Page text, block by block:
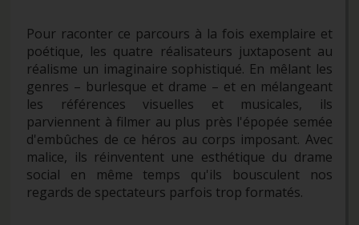
Pour raconter ce parcours à la fois exemplaire et
poétique, les quatre réalisateurs juxtaposent au
réalisme un imaginaire sophistiqué. En mêlant les
genres – burlesque et drame – et en mélangeant
les références visuelles et musicales, ils
parviennent à filmer au plus près l'épopée semée
d'embûches de ce héros au corps imposant. Avec
malice, ils réinventent une esthétique du drame
social en même temps qu'ils bousculent nos
regards de spectateurs parfois trop formatés.